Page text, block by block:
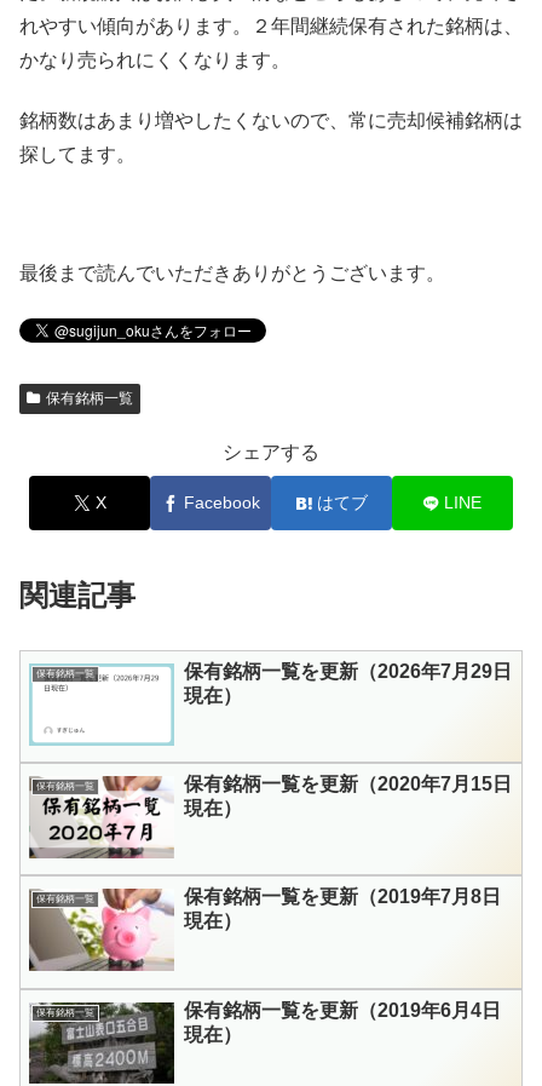
れやすい傾向があります。２年間継続保有された銘柄は、
かなり売られにくくなります。
銘柄数はあまり増やしたくないので、常に売却候補銘柄は
探してます。
最後まで読んでいただきありがとうございます。
保有銘柄一覧
シェアする
X Facebook はてブ LINE
関連記事
保有銘柄一覧
保有銘柄一覧を更新（2026年7月29日
現在）
保有銘柄一覧
保有銘柄一覧を更新（2020年7月15日
現在）
保有銘柄一覧
保有銘柄一覧を更新（2019年7月8日
現在）
保有銘柄一覧
保有銘柄一覧を更新（2019年6月4日
現在）